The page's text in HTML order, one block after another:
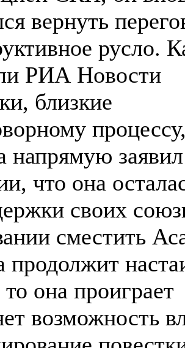
вернуть
русло.
РИА Новости
близкие
напрямую заявил
что она
своих
сместить
продолжит
она проиграет
возможность